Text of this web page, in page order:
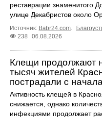
реставрации знаменитого
улице Декабристов около
Источник: Babr24.com
238
06.08.2026
Клещи продолжают
тысяч жителей
пострадали с
Активность клещей в
снижается, однако
инфекциями продолжает